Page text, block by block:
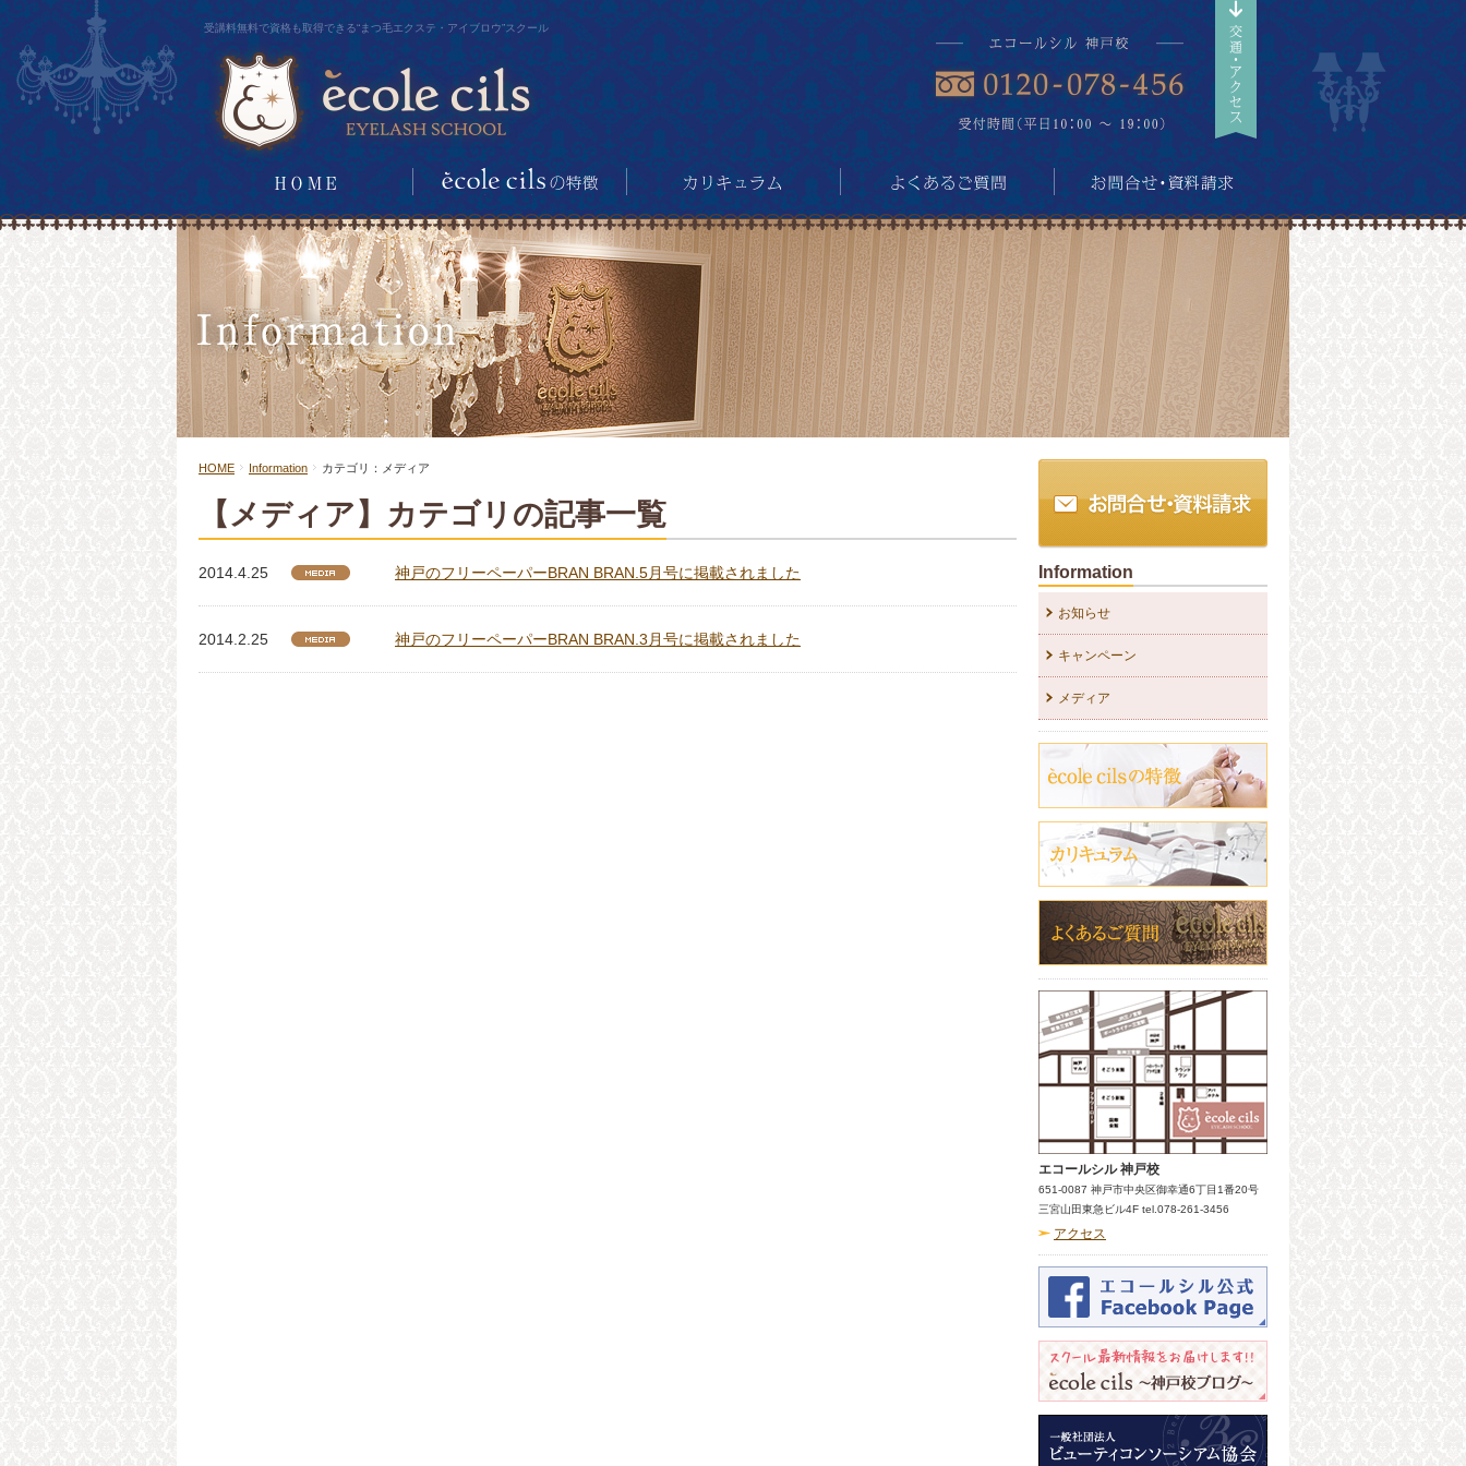
受講料無料で資格も取得できる“まつ毛エクステ・アイブロウ”スクール
ècole cils EYELASH SCHOOL
HOME Information カテゴリ：メディア
【メディア】カテゴリの記事一覧
2014.4.25 神戸のフリーペーパーBRAN BRAN.5月号に掲載されました
2014.2.25 神戸のフリーペーパーBRAN BRAN.3月号に掲載されました
Information
お知らせ
キャンペーン
メディア
エコールシル 神戸校
651-0087 神戸市中央区御幸通6丁目1番20号
三宮山田東急ビル4F tel.078-261-3456
アクセス